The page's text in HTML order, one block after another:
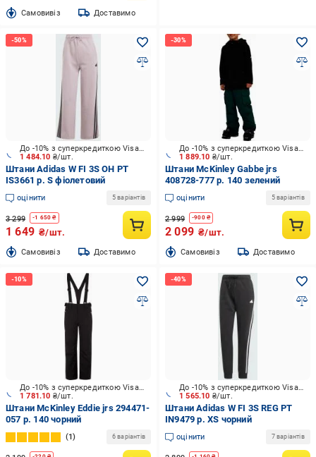
Cамовивіз Доставимо
1 484.10 ₴/шт.
До -10% з суперкредиткою Visa Вигода
Штани Adidas W FI 3S OH PT
IS3661 р. S фіолетовий
оцінити 5 варіантів
3 299 -1 650 ₴
1 649 ₴/шт.
Cамовивіз Доставимо
1 889.10 ₴/шт.
До -10% з суперкредиткою Visa Вигода
Штани McKinley Gabbe jrs
408728-777 р. 140 зелений
оцінити 5 варіантів
2 999 -900₴
2 099 ₴/шт.
Cамовивіз Доставимо
1 781.10 ₴/шт.
До -10% з суперкредиткою Visa Вигода
Штани McKinley Eddie jrs 294471-
057 р. 140 чорний
1 6 варіантів
1 565.10 ₴/шт.
До -10% з суперкредиткою Visa Вигода
Штани Adidas W FI 3S REG PT
IN9479 р. XS чорний
оцінити 7 варіантів